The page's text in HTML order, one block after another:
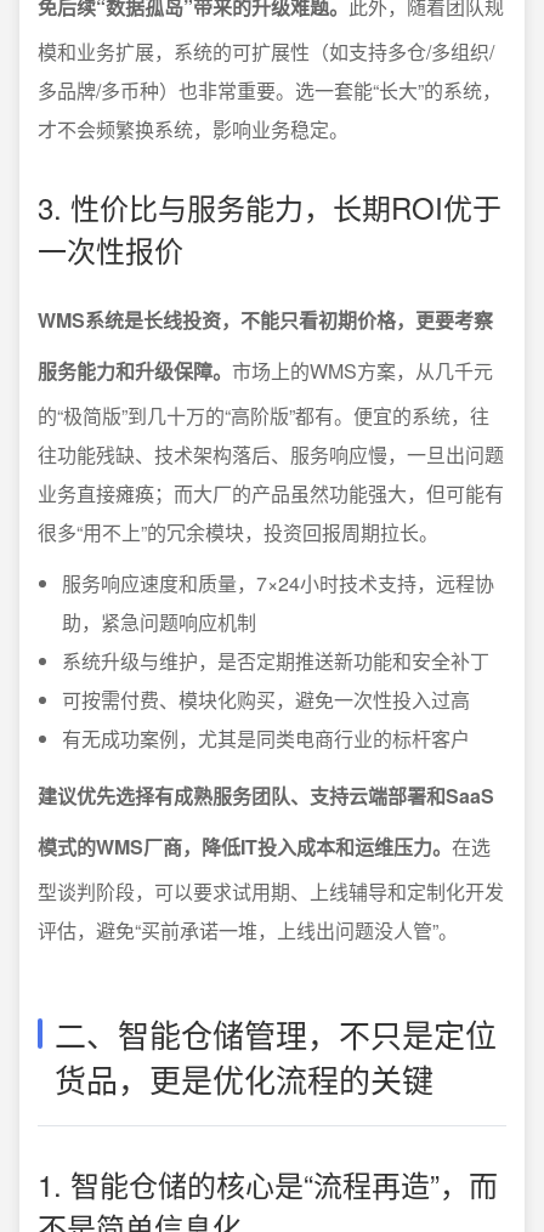
免后续“数据孤岛”带来的升级难题。 此外，随着团队规
模和业务扩展，系统的可扩展性（如支持多仓/多组织/
多品牌/多币种）也非常重要。选一套能“长大”的系统，
才不会频繁换系统，影响业务稳定。
3. 性价比与服务能力，长期ROI优于
一次性报价
WMS系统是长线投资，不能只看初期价格，更要考察
服务能力和升级保障。 市场上的WMS方案，从几千元
的“极简版”到几十万的“高阶版”都有。便宜的系统，往
往功能残缺、技术架构落后、服务响应慢，一旦出问题
业务直接瘫痪；而大厂的产品虽然功能强大，但可能有
很多“用不上”的冗余模块，投资回报周期拉长。
服务响应速度和质量，7×24小时技术支持，远程协
助，紧急问题响应机制
系统升级与维护，是否定期推送新功能和安全补丁
可按需付费、模块化购买，避免一次性投入过高
有无成功案例，尤其是同类电商行业的标杆客户
建议优先选择有成熟服务团队、支持云端部署和SaaS
模式的WMS厂商，降低IT投入成本和运维压力。 在选
型谈判阶段，可以要求试用期、上线辅导和定制化开发
评估，避免“买前承诺一堆，上线出问题没人管”。
二、智能仓储管理，不只是定位
货品，更是优化流程的关键
1. 智能仓储的核心是“流程再造”，而